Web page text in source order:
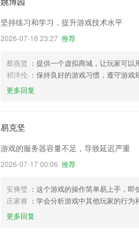
坚持练习和学习，提升游戏技术水平
2026-07-16 23:27 推荐
蔡燕贤 ：提供一个虚拟商城，让玩家可
祁洋伦 ：保持良好的游戏习惯，遵守游
更多回复
易克坚
游戏的服务器容量不足，导致延迟严重
2026-07-17 00:06 推荐
安爽璧 ：这个游戏的操作简单易上手，即
庄家睿 ：学会分析游戏中其他玩家的行
更多回复